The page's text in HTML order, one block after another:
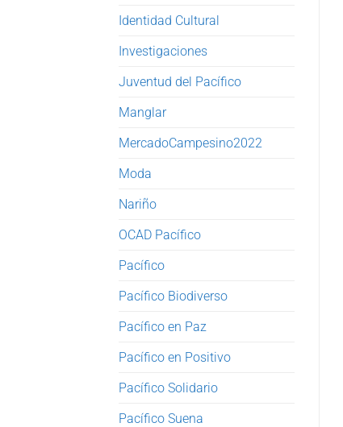
Identidad Cultural
Investigaciones
Juventud del Pacífico
Manglar
MercadoCampesino2022
Moda
Nariño
OCAD Pacífico
Pacífico
Pacífico Biodiverso
Pacífico en Paz
Pacífico en Positivo
Pacífico Solidario
Pacífico Suena